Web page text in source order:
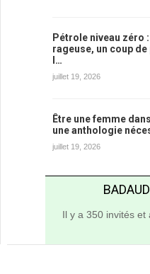
Pétrole niveau zéro
rageuse, un coup
l…
juillet 19, 2026
Être une femme
une anthologie
juillet 19, 2026
Il y a 350 invités et